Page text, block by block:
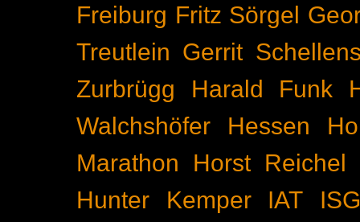
Freiburg Fritz Sörgel
Treutlein Gerrit
Zurbrügg
Harald Funk
Walchshöfer
Hessen
Marathon
Horst Reichel
Hunter Kemper
IAT